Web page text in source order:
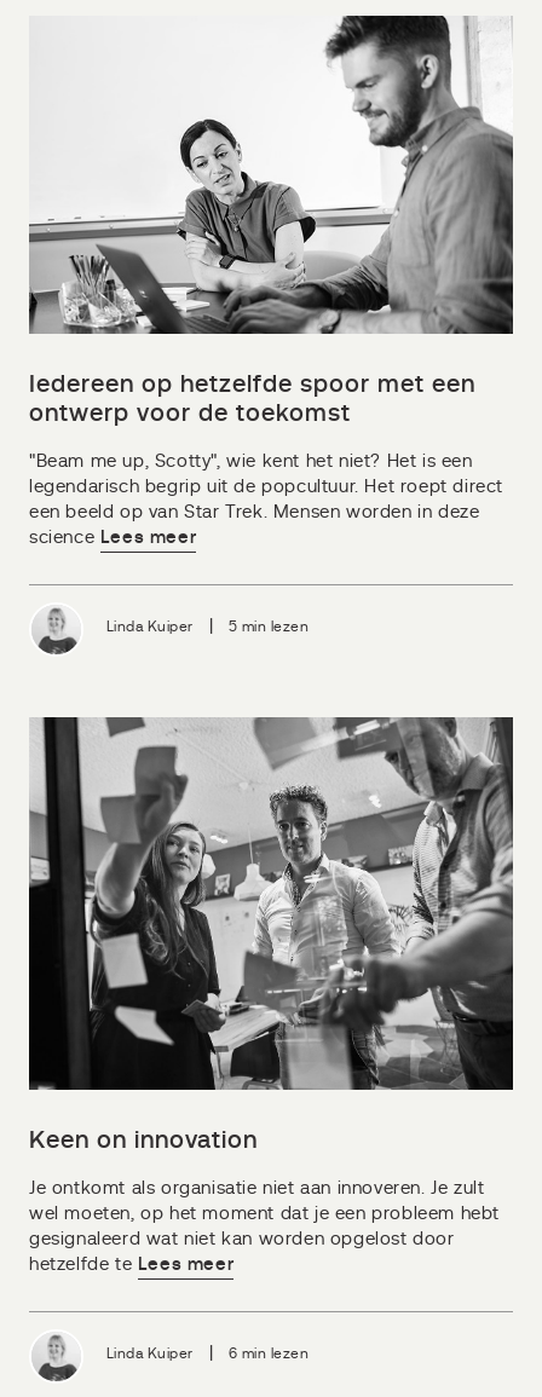
Iedereen op hetzelfde spoor met een
ontwerp voor de toekomst
"Beam me up, Scotty", wie kent het niet? Het is een
legendarisch begrip uit de popcultuur. Het roept direct
een beeld op van Star Trek. Mensen worden in deze
science Lees meer
Linda Kuiper 5 min lezen
Keen on innovation
Je ontkomt als organisatie niet aan innoveren. Je zult
wel moeten, op het moment dat je een probleem hebt
gesignaleerd wat niet kan worden opgelost door
hetzelfde te Lees meer
Linda Kuiper 6 min lezen